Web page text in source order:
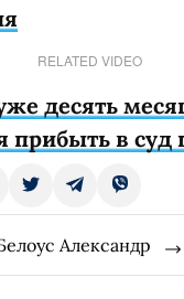
RELATED VIDEO
десять
прибыть в суд
Александр